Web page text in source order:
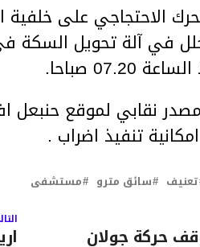
الاحتجاجي على خلفية
في آلة تحويل
صباحا.
نقابي لموقع حنبعل
تنفيذ اضراب .
تعنيف سائق مترو مستشفى
حركة جولان